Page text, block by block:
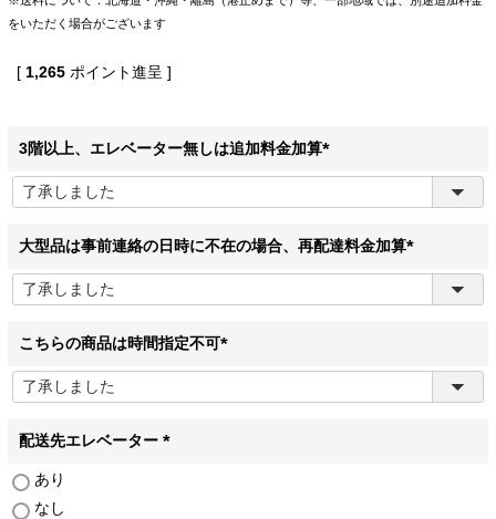
をいただく場合がございます
[ 1,265 ポイント進呈 ]
3階以上、エレベーター無しは追加料金加算
(
)
大型品は事前連絡の日時に不在の場合、再配達料金加算
(
こちらの商品は時間指定不可
(
配送先エレベーター
あり
なし